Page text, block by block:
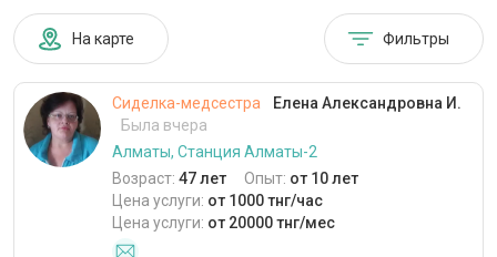
На карте Фильтры
Сиделка-медсестра
Елена Александровна И.
Была вчера
Алматы, Станция Алматы-2
Возраст: 47 лет Опыт: от 10 лет
Цена услуги: от 1000 тнг/час
Цена услуги: от 20000 тнг/мес